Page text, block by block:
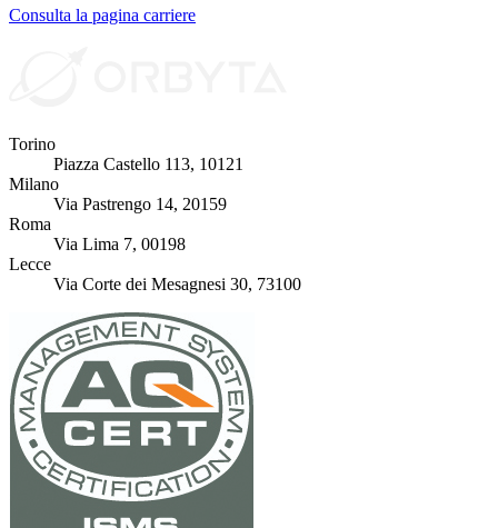
Consulta la pagina carriere
Torino
Piazza Castello 113, 10121
Milano
Via Pastrengo 14, 20159
Roma
Via Lima 7, 00198
Lecce
Via Corte dei Mesagnesi 30, 73100